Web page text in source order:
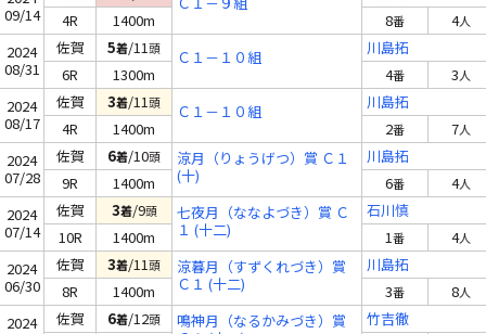
09/14
4R
1400m 8番 4人
2024
08/31
佐賀 5着/11頭 Ｃ１－１０組
川島拓
6R
1300m 4番 3人
2024
08/17
佐賀 3着/11頭 Ｃ１－１０組
川島拓
4R
1400m 2番 7人
2024
07/28
佐賀 6着/10頭
涼月（りょうげつ）賞 Ｃ１
(十)
川島拓
9R
1400m 6番 4人
2024
07/14
佐賀 3着/9頭
七夜月（ななよづき）賞 Ｃ
１ (十二)
石川慎
10R
1400m 1番 4人
2024
06/30
佐賀 3着/11頭
涼暮月（すずくれづき）賞
Ｃ１ (十二)
川島拓
8R
1400m 3番 8人
2024
佐賀 6着/12頭
鳴神月（なるかみづき）賞
竹吉徹